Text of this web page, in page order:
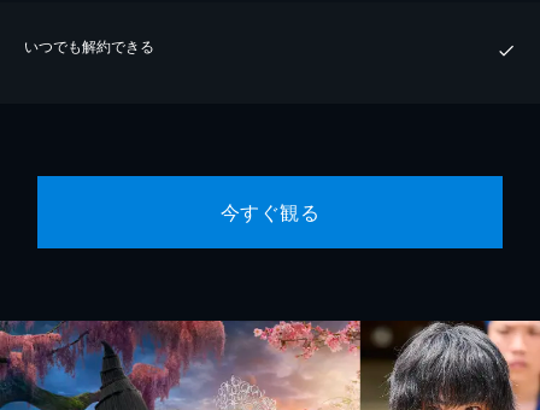
いつでも解約できる
今すぐ観る